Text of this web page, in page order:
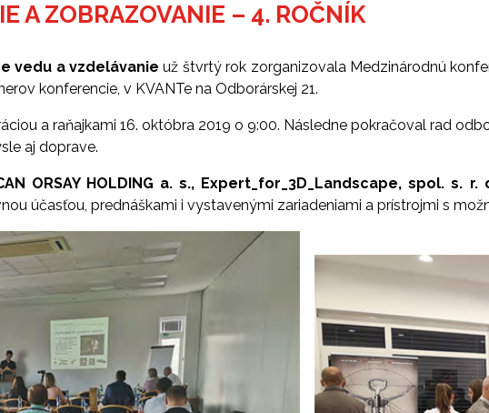
A ZOBRAZOVANIE – 4. ROČNÍK
vedu a vzdelávanie už štvrtý rok zorganizovala Medzinárodnú
konferencie, v KVANTe na Odborárskej 21.
a raňajkami 16. októbra 2019 o 9:00. Následne pokračoval rad
aj doprave.
ORSAY HOLDING a. s., Expert_for_3D_Landscape, spol. s.
účasťou, prednáškami i vystavenými zariadeniami a prístrojmi s